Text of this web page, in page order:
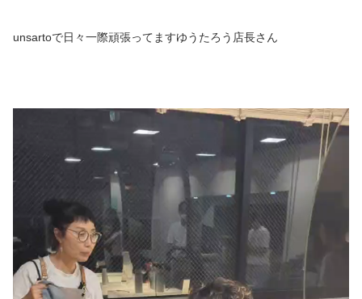
unsartoで日々一際頑張ってますゆうたろう店長さん